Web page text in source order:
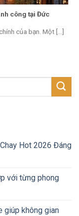
công tại Đức
của bạn. Một [...]
Hot 2026 Đáng
với từng phong
giúp không gian